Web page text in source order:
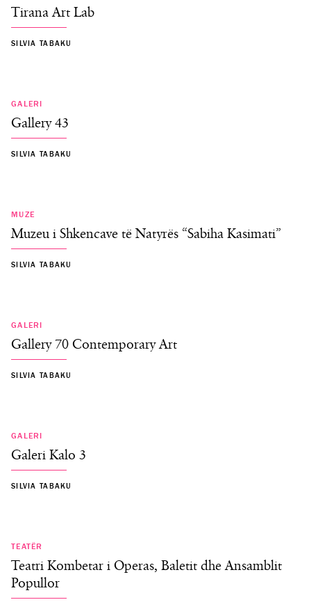
Tirana Art Lab
SILVIA TABAKU
GALERI
Gallery 43
SILVIA TABAKU
MUZE
Muzeu i Shkencave të Natyrës “Sabiha Kasimati”
SILVIA TABAKU
GALERI
Gallery 70 Contemporary Art
SILVIA TABAKU
GALERI
Galeri Kalo 3
SILVIA TABAKU
TEATËR
Teatri Kombetar i Operas, Baletit dhe Ansamblit
Popullor